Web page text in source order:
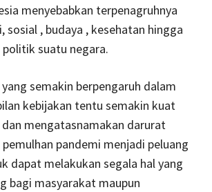
menyebabkan terpenagruhnya
sosial , budaya , kesehatan hingga
politik suatu negara.
semakin berpengaruh dalam
kebijakan tentu semakin kuat
mengatasnamakan darurat
pandemi menjadi peluang
dapat melakukan segala hal yang
bagi masyarakat maupun